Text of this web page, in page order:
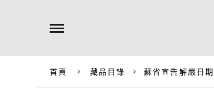
首頁 藏品目錄 蘇省宣告解嚴日